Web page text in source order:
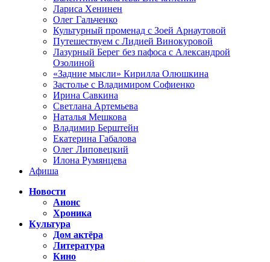
Лариса Хенинен
Олег Гальченко
Культурный променад с Зоей Арнаутовой
Путешествуем с Лидией Винокуровой
Лазурный Берег без пафоса с Александрой
Озолиной
«Задние мысли» Кирилла Олюшкина
Застолье с Владимиром Софиенко
Ирина Савкина
Светлана Артемьева
Наталья Мешкова
Владимир Берштейн
Екатерина Габалова
Олег Липовецкий
Илона Румянцева
Афиша
Новости
Анонс
Хроника
Культура
Дом актёра
Литература
Кино